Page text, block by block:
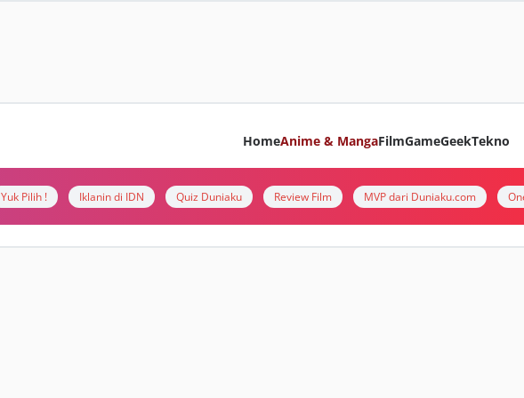
HomeAnime & MangaFilmGameGeekTekno
Yuk Pilih ! Iklanin di IDN Quiz Duniaku Review Film MVP dari Duniaku.com